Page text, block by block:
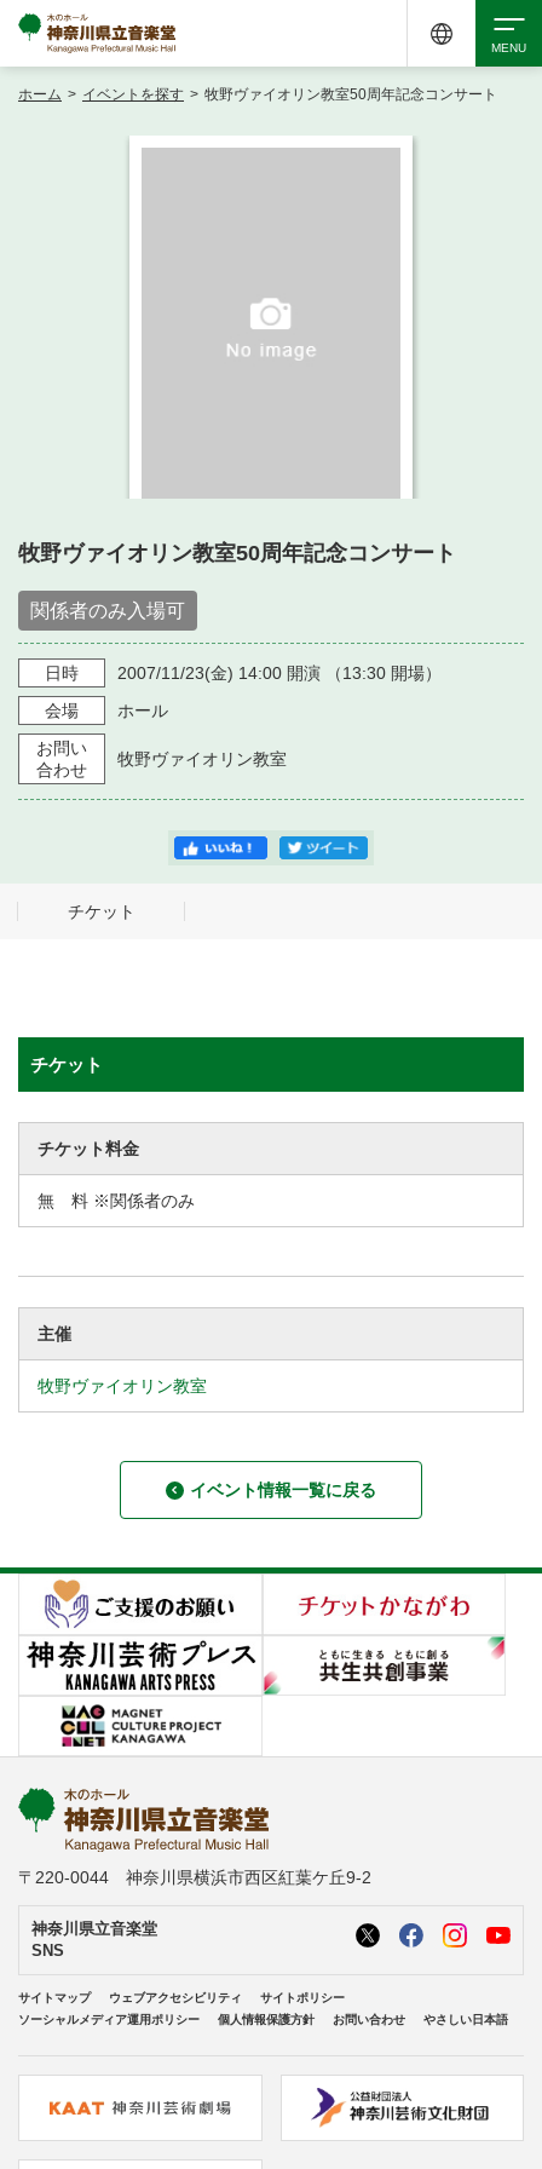
・ フロアマップ
・ 交通案内
・ よくある質問
・ 空き状況
・ 抽選対象日
・ 利用料金
・ 音楽堂のご案内
・ フロアマップ
・ 芸術参与
神奈川県立音楽堂
SNS
ホーム > イベントを探す > 牧野ヴァイオリン教室50周年記念コンサート
牧野ヴァイオリン教室50周年記念コンサート
関係者のみ入場可
日時 2007/11/23(金) 14:00 開演 （13:30 開場）
会場
ホール
お問い
合わせ
牧野ヴァイオリン教室
チケット
チケット
チケット料金
無 料 ※関係者のみ
主催
牧野ヴァイオリン教室
イベント情報一覧に戻る
〒220-0044 神奈川県横浜市西区紅葉ケ丘9-2
神奈川県立音楽堂
SNS
サイトマップ ウェブアクセシビリティ
サイトポリシー
ソーシャルメディア運用ポリシー
個人情報保護方針 お問い合わせ やさしい日本語